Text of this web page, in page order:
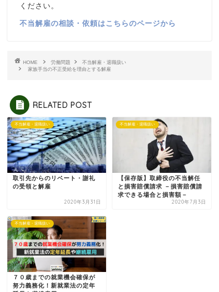
ください。
不当解雇の相談・依頼はこちらのページから
HOME 労働問題
不当解雇・退職扱い
家族手当の不正受給を理由とする解雇
RELATED POST
不当解雇・退職扱い
取引先からのリベート・謝礼
の受領と解雇
2020年3月31日
不当解雇・退職扱い
【保存版】取締役の不当解任
と損害賠償請求 －損害賠償請
求できる場合と損害額－
2020年7月3日
不当解雇・退職扱い
７０歳までの就業機会確保が
努力義務化！新就業法の定年